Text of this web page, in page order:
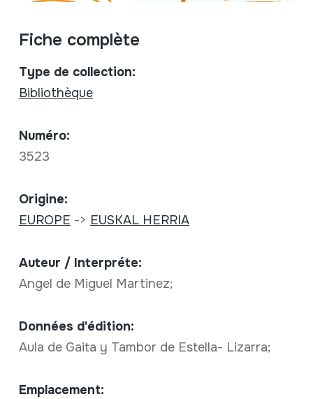
Fiche complète
Type de collection:
Bibliothèque
Numéro:
3523
Origine:
EUROPE -> EUSKAL HERRIA
Auteur / Interpréte:
Angel de Miguel Martinez;
Données d'édition:
Aula de Gaita y Tambor de Estella- Lizarra;
Emplacement: